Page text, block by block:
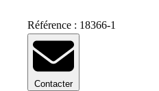
Référence : 18366-1
Contacter